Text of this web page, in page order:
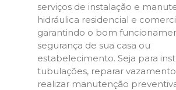
serviços de instalação e
hidráulica residencial e
garantindo o bom
segurança de sua casa ou
estabelecimento. Seja para
tubulações, reparar
realizar manutenção